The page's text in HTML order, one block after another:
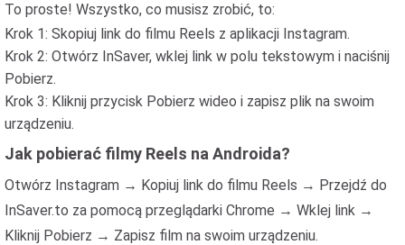
To proste! Wszystko, co musisz zrobić, to:
Krok 1: Skopiuj link do filmu Reels z aplikacji Instagram.
Krok 2: Otwórz InSaver, wklej link w polu tekstowym i naciśnij
Pobierz.
Krok 3: Kliknij przycisk Pobierz wideo i zapisz plik na swoim
urządzeniu.
Jak pobierać filmy Reels na Androida?
Otwórz Instagram → Kopiuj link do filmu Reels → Przejdź do
InSaver.to za pomocą przeglądarki Chrome → Wklej link →
Kliknij Pobierz → Zapisz film na swoim urządzeniu.